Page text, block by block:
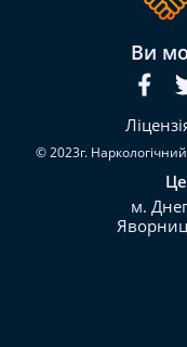
Ви
© 2023г.
м.